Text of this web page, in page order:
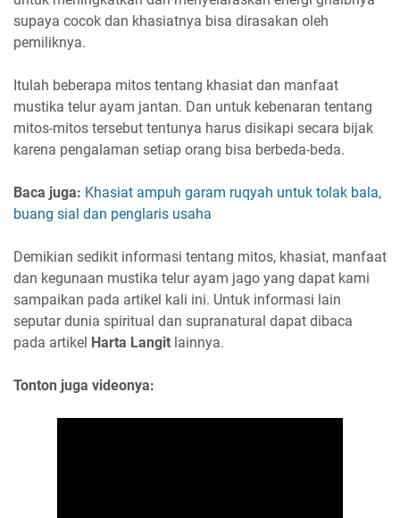
supaya cocok dan khasiatnya bisa dirasakan oleh
pemiliknya.
Itulah beberapa mitos tentang khasiat dan manfaat
mustika telur ayam jantan. Dan untuk kebenaran tentang
mitos-mitos tersebut tentunya harus disikapi secara bijak
karena pengalaman setiap orang bisa berbeda-beda.
Baca juga: Khasiat ampuh garam ruqyah untuk tolak bala,
buang sial dan penglaris usaha
Demikian sedikit informasi tentang mitos, khasiat, manfaat
dan kegunaan mustika telur ayam jago yang dapat kami
sampaikan pada artikel kali ini. Untuk informasi lain
seputar dunia spiritual dan supranatural dapat dibaca
pada artikel Harta Langit lainnya.
Tonton juga videonya: